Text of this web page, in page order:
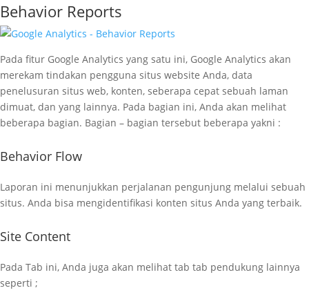
Behavior Reports
Pada fitur Google Analytics yang satu ini, Google Analytics akan
merekam tindakan pengguna situs website Anda, data
penelusuran situs web, konten, seberapa cepat sebuah laman
dimuat, dan yang lainnya. Pada bagian ini, Anda akan melihat
beberapa bagian. Bagian – bagian tersebut beberapa yakni :
Behavior Flow
Laporan ini menunjukkan perjalanan pengunjung melalui sebuah
situs. Anda bisa mengidentifikasi konten situs Anda yang terbaik.
Site Content
Pada Tab ini, Anda juga akan melihat tab tab pendukung lainnya
seperti ;